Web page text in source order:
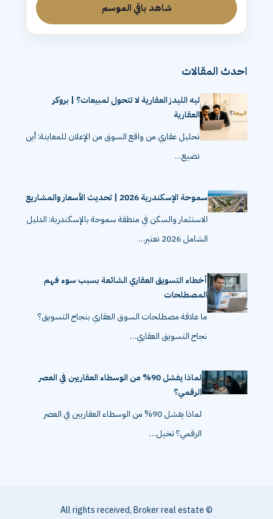
شاهد باقي الموسم
احدث المقالات
ليه الليدز العقارية لا تتحول لمبيعات؟ | بروكر
العقارية
تحليل عقاري من واقع السوق من الإعلان للمعاينة: أين
تضيع…
سموحة الإسكندرية 2026 | تحديث الأسعار والمشاريع
الاستثمار والسكن في منطقة سموحة بالإسكندرية: الدليل
الشامل 2026 تعتبر…
أخطاء التسويق العقاري الشائعة بسبب سوء فهم
المصطلحات
ما علاقة مصطلحات السوق العقاري بنجاح التسويق؟
نجاح التسويق العقاري…
لماذا يفشل 90% من الوسطاء العقاريين في العصر
الرقمي؟
لماذا يفشل 90% من الوسطاء العقاريين في العصر
الرقمي؟ تخيل…
© All rights received, Broker real estate